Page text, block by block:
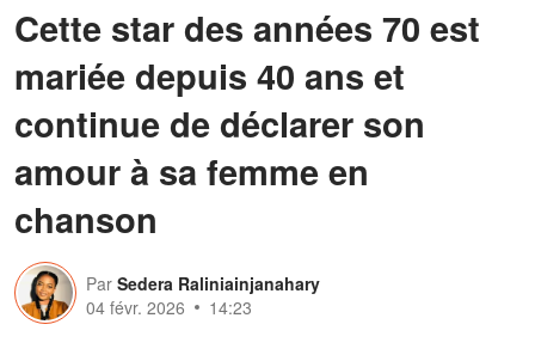
Cette star des années 70 est
mariée depuis 40 ans et
continue de déclarer son
amour à sa femme en
chanson
Par Sedera Raliniainjanahary
04 févr. 2026
14:23